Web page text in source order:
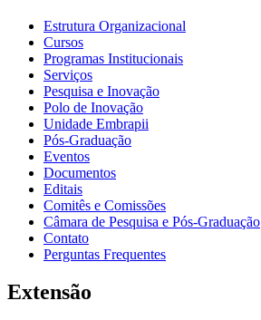
Estrutura Organizacional
Cursos
Programas Institucionais
Serviços
Pesquisa e Inovação
Polo de Inovação
Unidade Embrapii
Pós-Graduação
Eventos
Documentos
Editais
Comitês e Comissões
Câmara de Pesquisa e Pós-Graduação
Contato
Perguntas Frequentes
Extensão